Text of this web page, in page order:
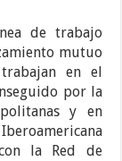
de trabajo
mutuo
en el
por la
y en
la Red de